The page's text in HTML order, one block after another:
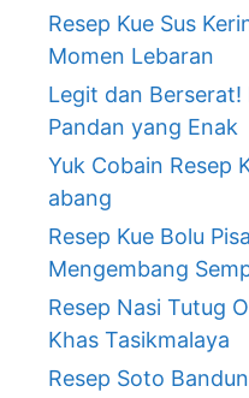
Resep Kue Sus
Momen Lebaran
Legit dan Berserat!
Pandan yang Enak
Yuk Cobain Resep
abang
Resep Kue Bolu
Mengembang
Resep Nasi Tutug
Khas Tasikmalaya
Resep Soto